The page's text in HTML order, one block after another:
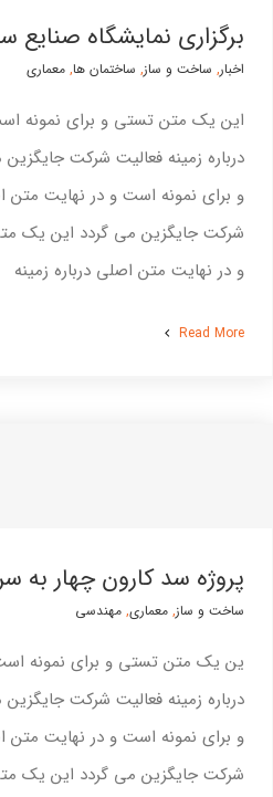
امور سهام
بازرگانی و تدارکات
اخبار و اطلاعیه ها
طرح توسعه
برگزاری نمایشگاه صنایع
اخبار, ساخت و ساز, ساختمان ها, معماری
این یک متن تستی و برای نمونه
درباره زمینه فعالیت شرکت
و برای نمونه است و در نهایت متن
شرکت جایگزین می گردد این یک
و در نهایت متن اصلی درباره زمینه
Read More
پروژه سد کارون چهار به
ساخت و ساز, معماری, مهندسی
ین یک متن تستی و برای نمونه
درباره زمینه فعالیت شرکت
و برای نمونه است و در نهایت متن
شرکت جایگزین می گردد این یک